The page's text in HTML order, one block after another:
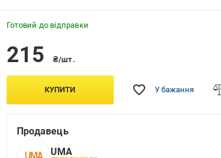
Готовий до відправки
215 ₴/шт.
КУПИТИ У бажання
Продавець
UMA